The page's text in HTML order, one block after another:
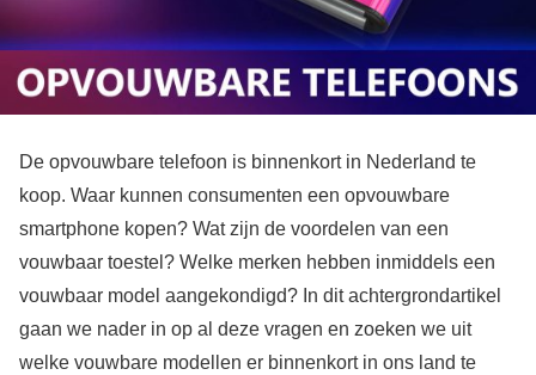
De opvouwbare telefoon is binnenkort in Nederland te
koop. Waar kunnen consumenten een opvouwbare
smartphone kopen? Wat zijn de voordelen van een
vouwbaar toestel? Welke merken hebben inmiddels een
vouwbaar model aangekondigd? In dit achtergrondartikel
gaan we nader in op al deze vragen en zoeken we uit
welke vouwbare modellen er binnenkort in ons land te